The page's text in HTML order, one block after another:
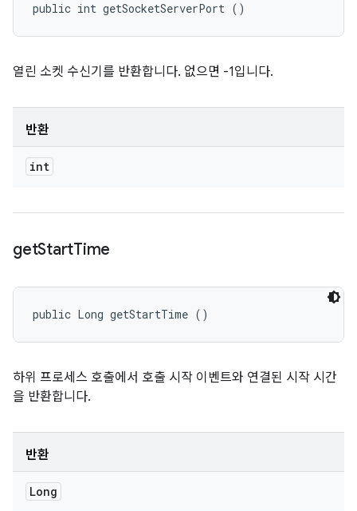
public int getSocketServerPort ()
열린 소켓 수신기를 반환합니다. 없으면 -1입니다.
반환
int
getStartTime
public Long getStartTime ()
하위 프로세스 호출에서 호출 시작 이벤트와 연결된 시작 시간
을 반환합니다.
반환
Long